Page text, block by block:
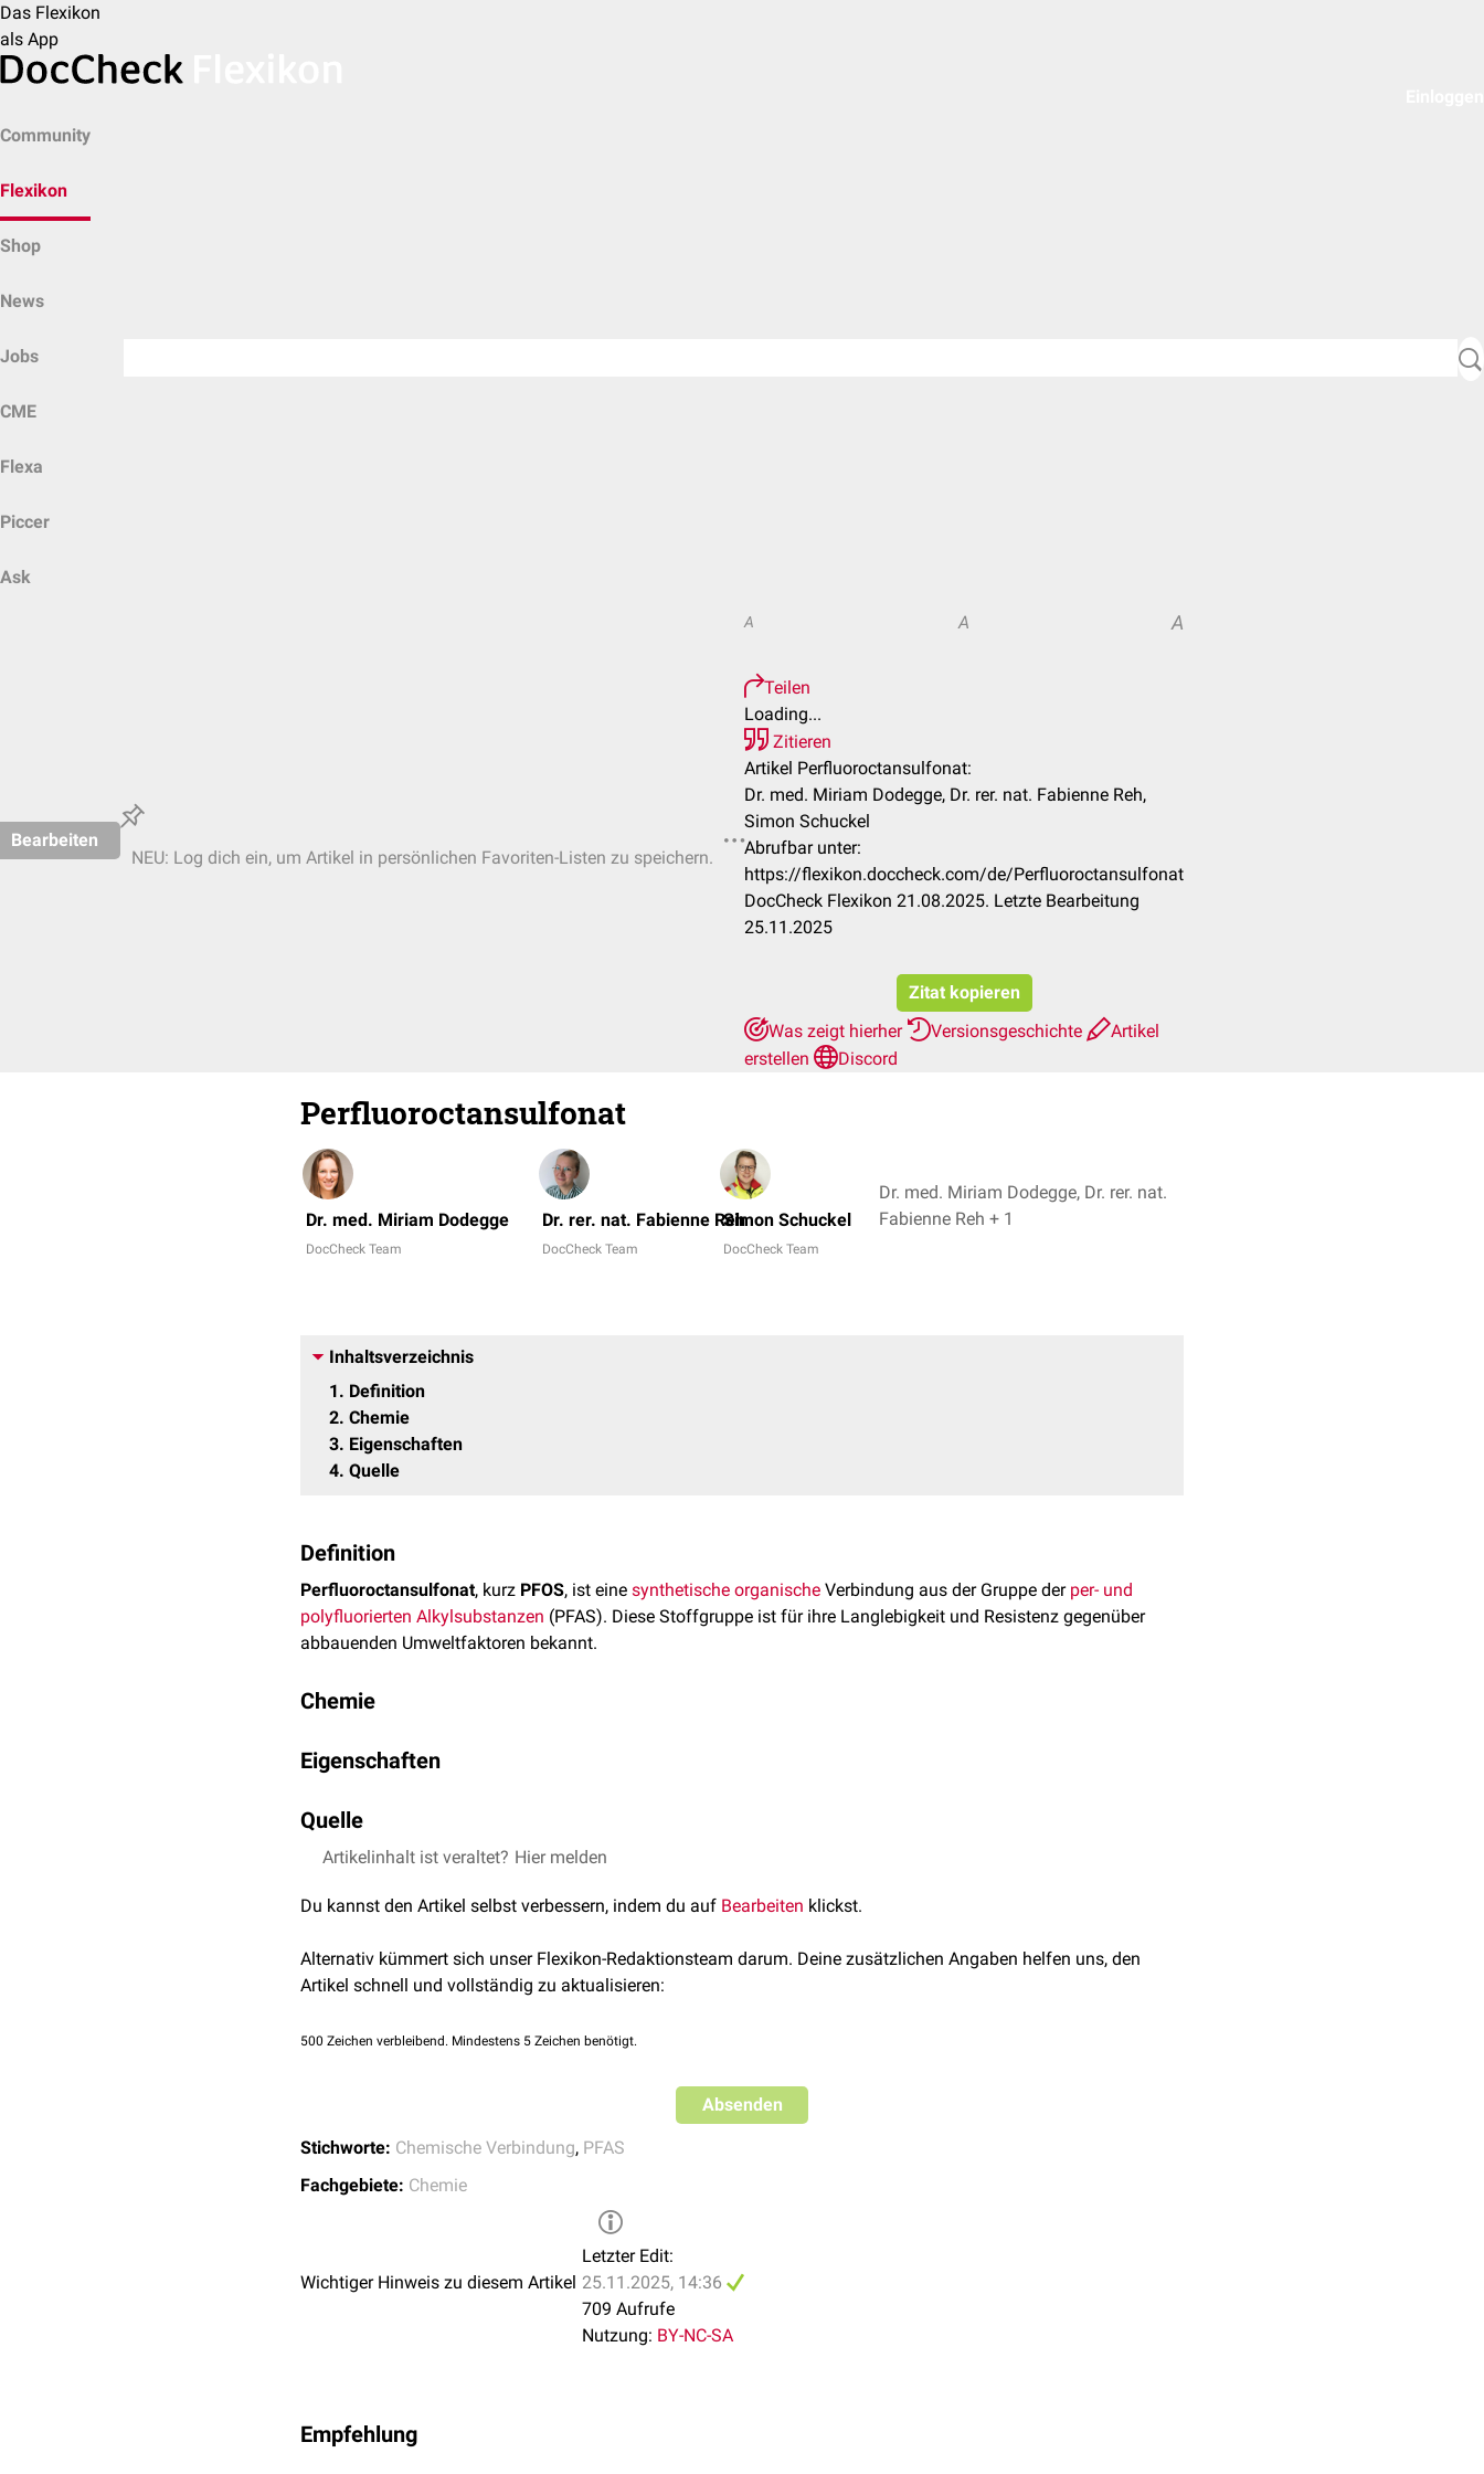
Das Flexikon
als App
Community
Flexikon
Shop
News
Jobs
CME
Flexa
Piccer
Ask
Bearbeiten
NEU: Log dich ein, um Artikel in persönlichen Favoriten-Listen zu speichern.
A A A
Teilen
Loading...
Zitieren
Artikel Perfluoroctansulfonat:
Dr. med. Miriam Dodegge, Dr. rer. nat. Fabienne Reh,
Simon Schuckel
Abrufbar unter:
https://flexikon.doccheck.com/de/Perfluoroctansulfonat
DocCheck Flexikon 21.08.2025. Letzte Bearbeitung
25.11.2025
Zitat kopieren
Was zeigt hierher
Versionsgeschichte
Artikel
erstellen
Discord
Perfluoroctansulfonat
Dr. med. Miriam Dodegge
DocCheck Team
Dr. rer. nat. Fabienne Reh
DocCheck Team
Simon Schuckel
DocCheck Team
Dr. med. Miriam Dodegge, Dr. rer. nat.
Fabienne Reh + 1
Inhaltsverzeichnis
1
Definition
2 Chemie
3 Eigenschaften
4 Quelle
Definition
Perfluoroctansulfonat, kurz PFOS, ist eine synthetische organische Verbindung aus der Gruppe der per- und
polyfluorierten Alkylsubstanzen (PFAS). Diese Stoffgruppe ist für ihre Langlebigkeit und Resistenz gegenüber
abbauenden Umweltfaktoren bekannt.
Chemie
Kohlenstoffkette, an die eine
Eigenschaften
wurde über Jahrzehnte breit industriell eingesetzt, z.B. in:
Feuerlöschschäumen
Beschichtungen von Lebensmittelverpackungen
Aktuell (2025) ist nur noch die Verwendung zur Sprühnebelunterdrückung für nicht dekoratives Hartverchromen
(Chrom VI) in geschlossenen Kreislaufsystemen erlaubt. Die Erlaubnis dieser Verwendung gilt bis 2025.
[1 ]
Quelle
↑ Umweltbundesamt,Perfluoroctansulfonsäure (PFOS)
Artikelinhalt ist veraltet? Hier melden
Du kannst den Artikel selbst verbessern, indem du auf Bearbeiten klickst.
Alternativ kümmert sich unser Flexikon-Redaktionsteam darum. Deine zusätzlichen Angaben helfen uns, den
Artikel schnell und vollständig zu aktualisieren:
500 Zeichen verbleibend. Mindestens 5 Zeichen benötigt.
Absenden
Stichworte: Chemische Verbindung, PFAS
Fachgebiete: Chemie
Wichtiger Hinweis zu diesem Artikel
Letzter Edit:
25.11.2025, 14:36
709 Aufrufe
Nutzung: BY-NC-SA
Empfehlung